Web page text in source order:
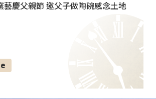
藝慶父親節 邀父子做陶碗感念土地